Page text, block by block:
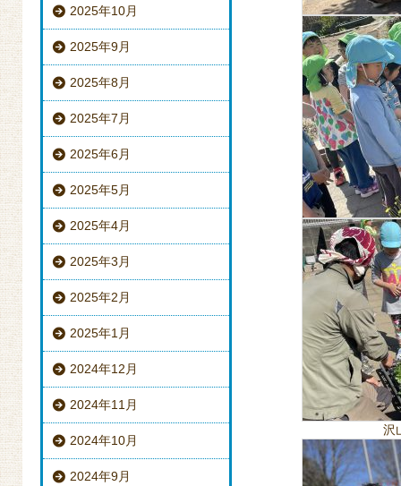
2025年10月
2025年9月
2025年8月
2025年7月
2025年6月
2025年5月
2025年4月
2025年3月
2025年2月
2025年1月
2024年12月
2024年11月
2024年10月
2024年9月
沢